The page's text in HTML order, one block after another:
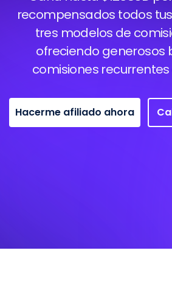
recompensados todos
tres modelos de
ofreciendo generosos
comisiones
Hacerme afiliado ahora